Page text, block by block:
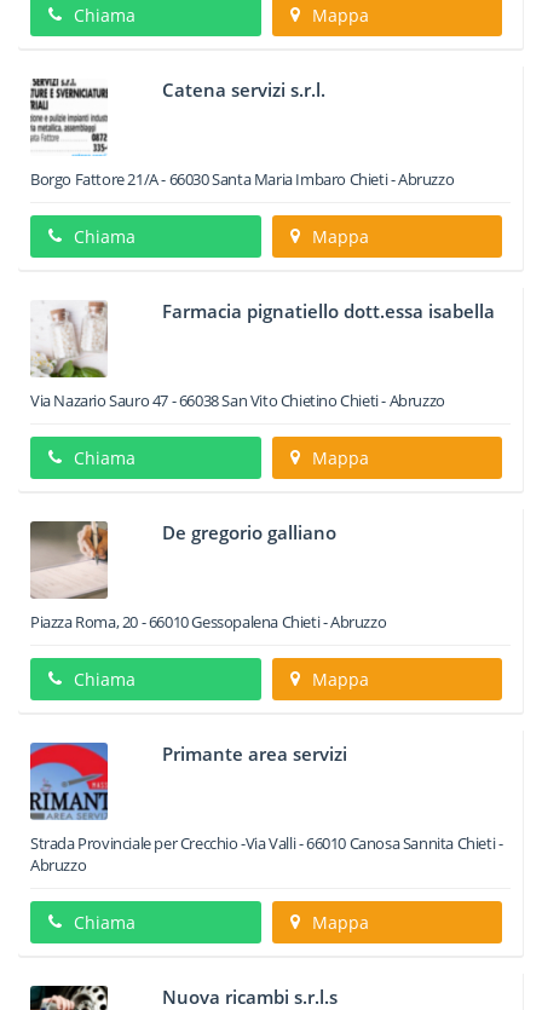
Chiama Mappa
Catena servizi s.r.l.
Borgo Fattore 21/A-66030Santa Maria Imbaro Chieti -Abruzzo
Chiama Mappa
Farmacia pignatiello dott.essa isabella
Via Nazario Sauro 47-66038San Vito ChietinoChieti -Abruzzo
Chiama Mappa
De gregorio galliano
Piazza Roma, 20-66010GessopalenaChieti -Abruzzo
Chiama Mappa
Primante area servizi
Strada Provinciale per Crecchio -Via Valli-66010Canosa SannitaChieti -
Abruzzo
Chiama Mappa
Nuova ricambi s.r.l.s